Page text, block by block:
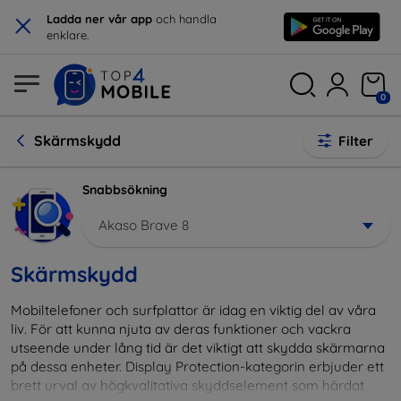
× Ladda ner vår app och handla
enklare.
0
Skärmskydd Filter
Snabbsökning
Akaso Brave 8
Skärmskydd
Mobiltelefoner och surfplattor är idag en viktig del av våra
liv. För att kunna njuta av deras funktioner och vackra
utseende under lång tid är det viktigt att skydda skärmarna
på dessa enheter. Display Protection-kategorin erbjuder ett
brett urval av högkvalitativa skyddselement som härdat